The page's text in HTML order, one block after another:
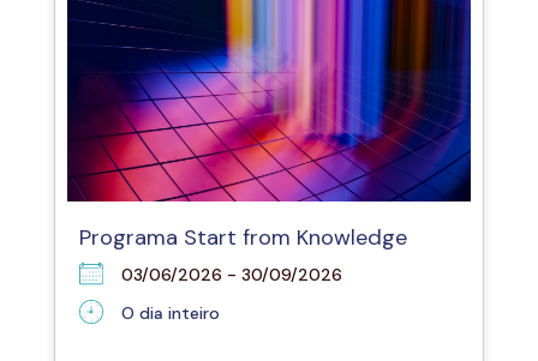
Programa Start from Knowledge
03/06/2026 - 30/09/2026
O dia inteiro